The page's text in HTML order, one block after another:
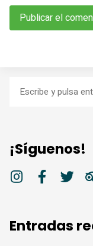
¡Síguenos!
Entradas